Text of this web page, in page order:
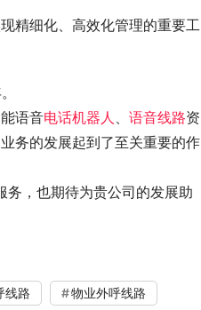
精细化、高效化管理的重要工
语音电话机器人 、 语音线路资
务的发展起到了至关重要的作
，也期待为贵公司的发展助
线路
物业外呼线路